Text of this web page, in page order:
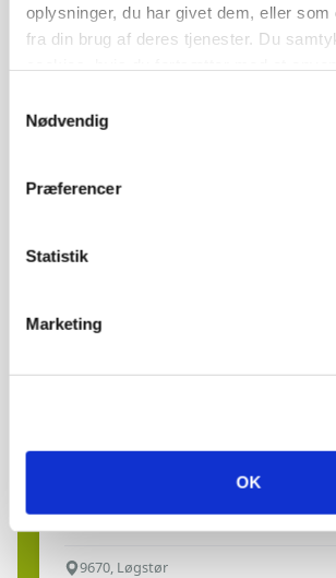
oplysninger, du har givet dem, eller som
fra din brug af deres tjenester. Du
Nødvendig
Præferencer
Statistik
Marketing
OK
Medarbejdere til
9681, Ranum
Kalvepasser til ejendom i
6392, Bolderslev
Leder til klimastald
9670, Løgstør